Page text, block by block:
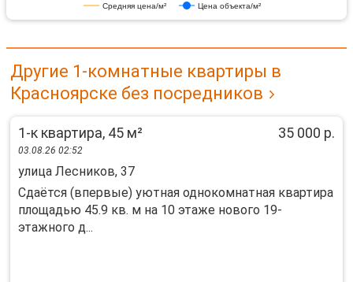
Средняя цена/м² Цена объекта/м²
Другие 1-комнатные квартиры в
Красноярске без посредников
1-к квартира, 45 м² 35 000 р.
03.08.26 02:52
улица Лесников, 37
Сдаётся (впервые) уютная однокомнатная квартира
площадью 45.9 кв. м на 10 этаже нового 19-
этажного д...